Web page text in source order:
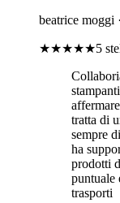
beatrice moggi
★★★★★5
tratta di
sempre
ha
prodotti
trasporti